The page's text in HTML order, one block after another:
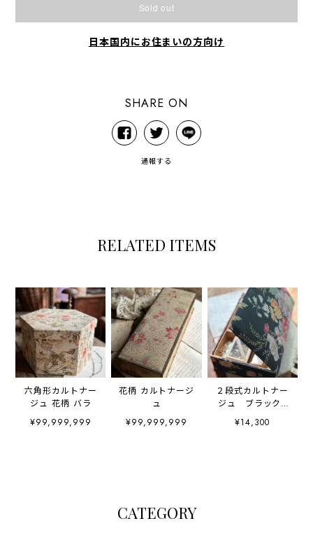
Sold out
日本国内にお住まいの方向け
SHARE ON
通報する
RELATED ITEMS
六角形カルトナー
ジュ 花柄 バラ
¥99,999,999
花柄 カルトナージ
ュ
¥99,999,999
２段式カルトナー
ジュ ブラック×
フラワー
¥14,300
CATEGORY